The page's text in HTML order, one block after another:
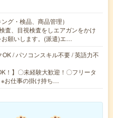
グ・検品、商品管理）
査、目視検査をしエアガンをかけ
願いします。(派遣)エ…
/ パソコンスキル不要 / 英語力不
！】〇未経験大歓迎！〇フリータ
お仕事の掛け持ち…